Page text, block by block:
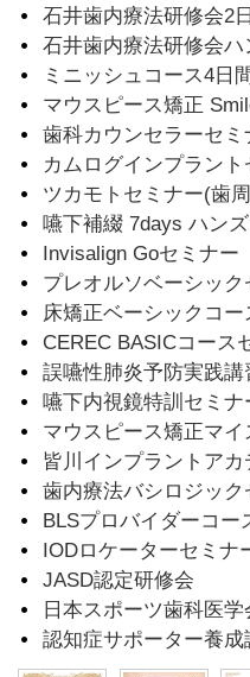
石井歯内療法研修会2
石井歯内療法研修会
ミニッシュコース4日
マウスピース矯正
歯科カウンセラーセミ
カムログインプラント
ツカモトセミナー(歯
嚥下補綴 7days ハン
Invisalign Goセミナー
プレオルソベーシック
床矯正ベーシックコー
CEREC BASICコース
誤嚥性肺炎予防実践講
嚥下内視鏡特訓セミナ
マウスピース矯正マ
皆川インプラントア
歯内療法バシロジック
BLSプロバイダーコー
IODロケーターセミナ
JASD認定研修会
日本スポーツ歯科医
認知症サポーター養成